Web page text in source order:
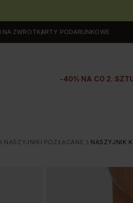
NA ZWROTKARTY PODARUNKOWE
-40% NA CO 2.
>
NASZYJNIKI POZŁACANE
>
NASZYJNIK